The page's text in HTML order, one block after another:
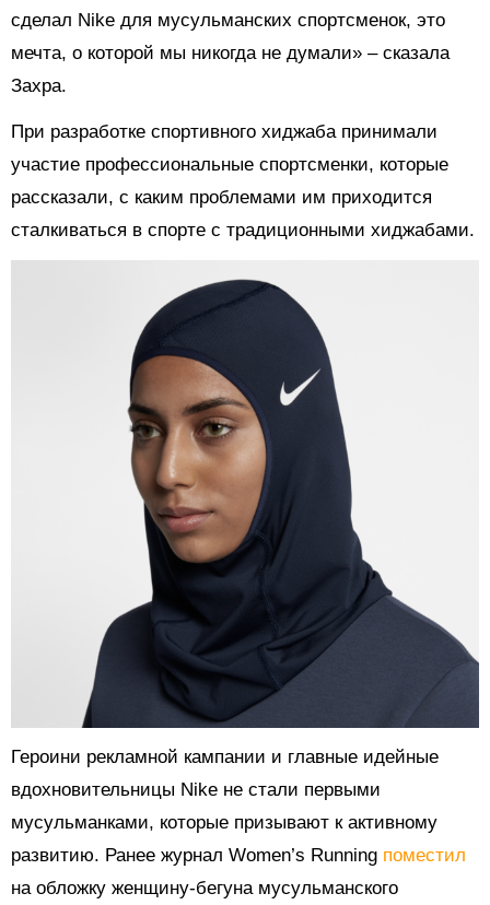
сделал Nike для мусульманских спортсменок, это
мечта, о которой мы никогда не думали» – сказала
Захра.
При разработке спортивного хиджаба принимали
участие профессиональные спортсменки, которые
рассказали, с каким проблемами им приходится
сталкиваться в спорте с традиционными хиджабами.
Героини рекламной кампании и главные идейные
вдохновительницы Nike не стали первыми
мусульманками, которые призывают к активному
развитию. Ранее журнал Women’s Running поместил
на обложку женщину-бегуна мусульманского